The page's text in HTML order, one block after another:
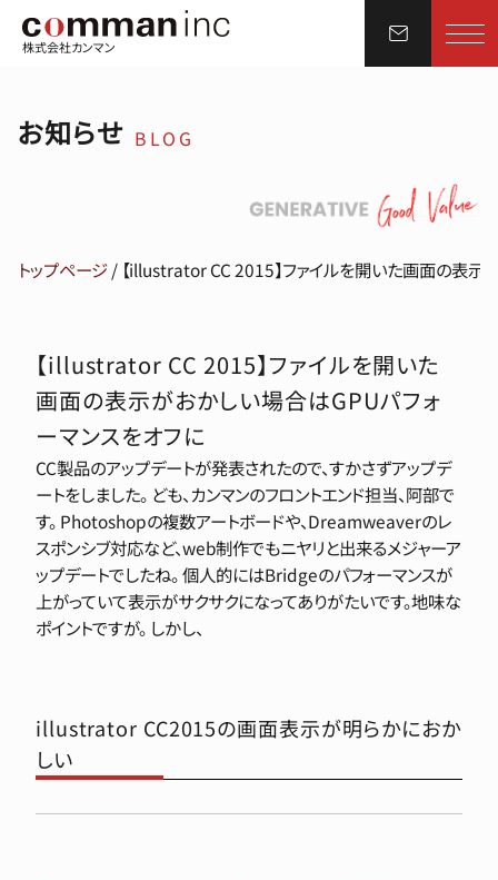
株式会社カンマン
お知らせ BLOG
トップページ/ 【illustrator CC 2015】ファイルを開いた画面の表示
【illustrator CC 2015】ファイルを開いた
画面の表示がおかしい場合はGPUパフォ
ーマンスをオフに
CC製品のアップデートが発表されたので、すかさずアップデ
ートをしました。 ども、カンマンのフロントエンド担当、阿部で
す。 Photoshopの複数アートボードや、Dreamweaverのレ
スポンシブ対応など、web制作でもニヤリと出来るメジャーア
ップデートでしたね。 個人的にはBridgeのパフォーマンスが
上がっていて表示がサクサクになってありがたいです。地味な
ポイントですが。 しかし、
illustrator CC2015の画面表示が明らかにおか
しい